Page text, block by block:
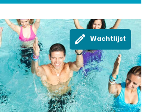
Wachtlijst